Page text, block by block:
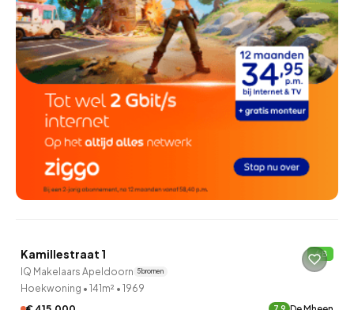
Kamillestraat 1 B
IQ Makelaars Apeldoorn 5 bronnen
Hoekwoning • 141m² • 1969